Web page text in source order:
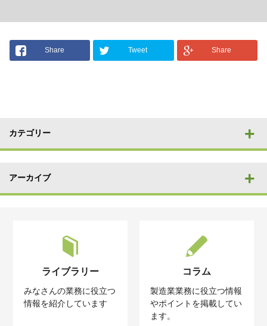
Share Tweet Share
カテゴリー
アーカイブ
ライブラリー
みなさんの業務に役立つ
情報を紹介しています
コラム
製造業業務に役立つ情報
やポイントを掲載してい
ます。